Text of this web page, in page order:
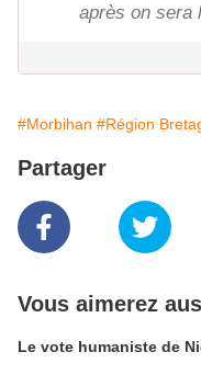
après on sera
#Morbihan #Région
Partager
Vous aimerez
Le vote humaniste de